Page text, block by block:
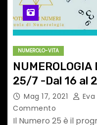
NUMEROLO-VITA
25/7 -Dal 16 al
Mag 17, 2021
Commento
Il Numero 25 è il